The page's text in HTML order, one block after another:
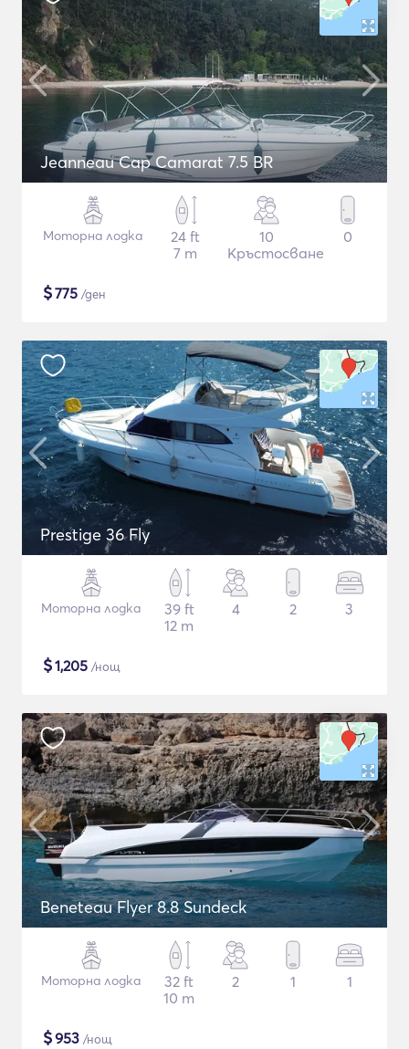
Jeanneau Cap Camarat 7.5 BR
Моторна лодка
24 ft
7 m
10
Кръстосване
0
$775 /ден
Prestige 36 Fly
Моторна лодка
39 ft
12 m
4 2 3
$1,205 /нощ
Beneteau Flyer 8.8 Sundeck
Моторна лодка
32 ft
10 m
2 1 1
$953 /нощ